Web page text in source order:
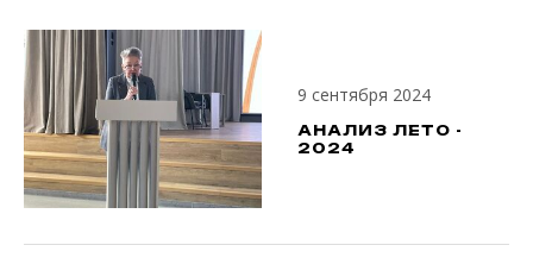
9 сентября 2024
АНАЛИЗ ЛЕТО -
2024